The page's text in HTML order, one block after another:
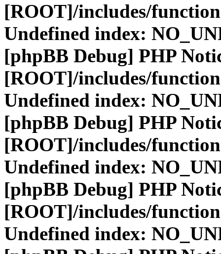
[ROOT]/includes/
Undefined index:
[phpBB Debug] PHP
[ROOT]/includes/
Undefined index:
[phpBB Debug] PHP
[ROOT]/includes/
Undefined index:
[phpBB Debug] PHP
[ROOT]/includes/
Undefined index: